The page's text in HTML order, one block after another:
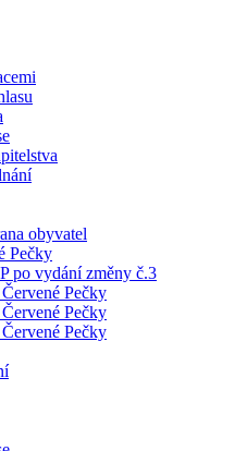
obyvatel
Pečky
po vydání změny č.3
Pečky
Pečky
Pečky